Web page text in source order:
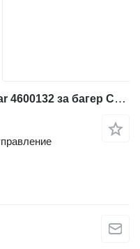
Блок за управление Caterpillar 4600132 за багер Caterpillar 340 352 374 385 340F 352F 336F 349F 320F 330F 312F 313F 323F 325F 335F 316F 326F 318F 320D2 320D3 330D2 323D2 326D2